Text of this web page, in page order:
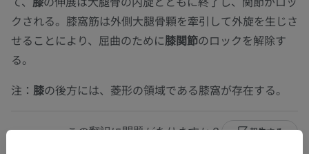
クされる。膝窩筋は外側大腿骨顆を牽引して外旋を生じさ
せることにより、屈曲のために膝関節のロックを解除す
る。
注： 膝の後方には、菱形の領域である膝窩が存在する。
この翻訳に問題がありますか？ 報告する